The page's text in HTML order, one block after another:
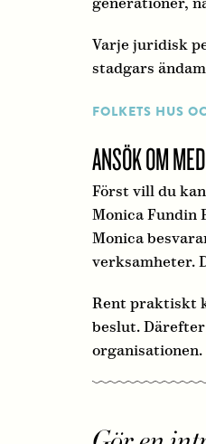
Varje juridisk
stadgars
FOLKETS HUS
ANSÖK OM
Först vill du
Monica Fundin
Monica
verksamheter.
Rent praktiskt
beslut.
organisationen.